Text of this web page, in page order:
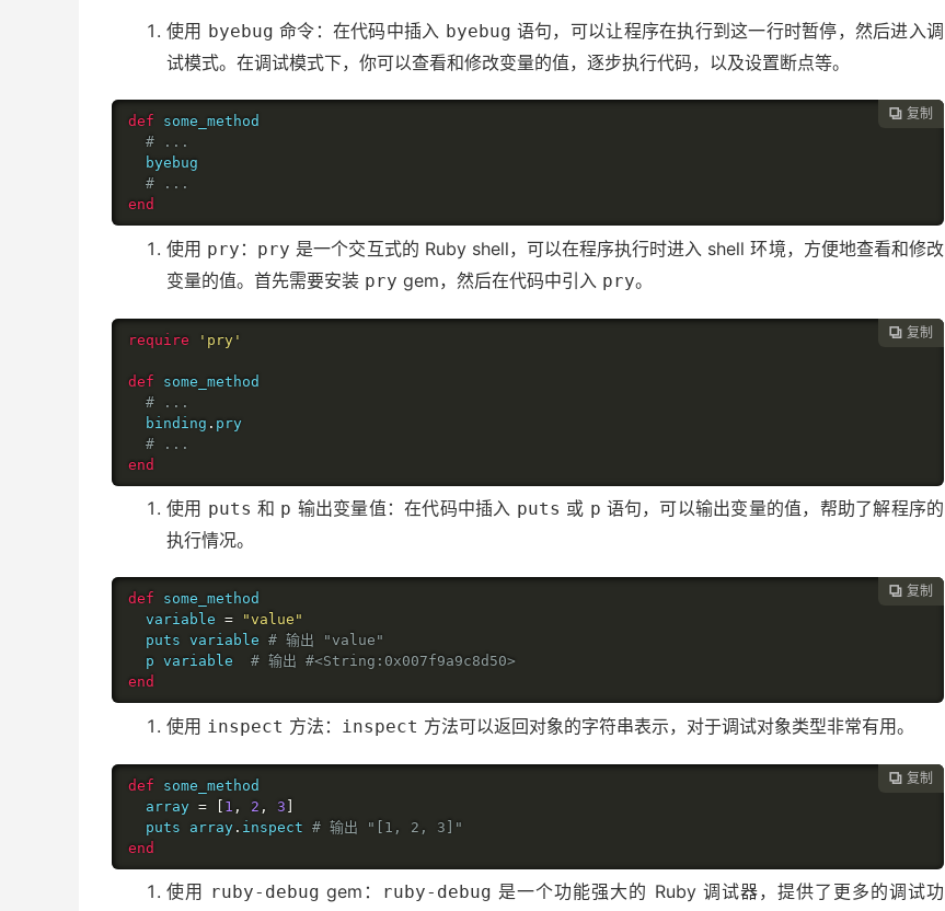
使用 byebug 命令：在代码中插入 byebug 语句，可以让程序在执行到这一行时暂停，然后进入调
试模式。在调试模式下，你可以查看和修改变量的值，逐步执行代码，以及设置断点等。
 复制
def some_method
# ...
  byebug
# ...
end
使用 pry ： pry 是一个交互式的 Ruby shell，可以在程序执行时进入 shell 环境，方便地查看和修改
变量的值。首先需要安装 pry gem，然后在代码中引入 pry。
 复制
require 'pry'
def some_method
# ...
  binding
. pry
# ...
end
使用 puts 和 p 输出变量值：在代码中插入 puts 或 p 语句，可以输出变量的值，帮助了解程序的
执行情况。
 复制
def some_method
  variable
=
"value"
  puts variable
# 输出 "value"
  p variable
# 输出 #<String:0x007f9a9c8d50>
end
使用 inspect 方法： inspect 方法可以返回对象的字符串表示，对于调试对象类型非常有用。
 复制
def some_method
  array
= [ 1 , 2 , 3 ]
  puts array
. inspect # 输出 "[1, 2, 3]"
end
使用 ruby-debug gem： ruby-debug 是一个功能强大的 Ruby 调试器，提供了更多的调试功